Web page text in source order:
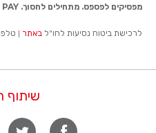
מפסיקים לפספס. מתחילים לחסוך. PassportCard PAY.
לרכישת ביטוח נסיעות לחו"ל באתר | טלפון: 9912* או +972-